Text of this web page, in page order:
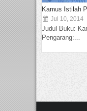
Kamus Istilah
Jul 10, 2014
Judul Buku:
Pengarang:...